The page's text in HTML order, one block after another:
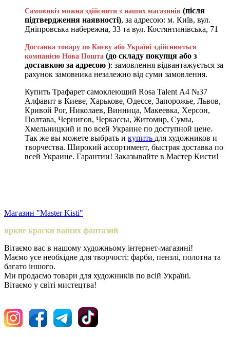
Самовивіз можна здійснити з наших магазинів (після
підтвердження наявності), за адресою: м. Київ, вул.
Дніпровська набережна, 33 та вул. Костянтинівська, 71
Доставка товару по Києву або Україні здійснюється
компанією Нова Пошта (до складу покупця або з
доставкою за адресою ): замовлення відвантажується за
рахунок замовника незалежно від суми замовлення.
Купить Трафарет самоклеющий Rosa Talent А4 №37
Алфавит в Киеве, Харькове, Одессе, Запорожье, Львов,
Кривой Рог, Николаев, Винница, Макеевка, Херсон,
Полтава, Чернигов, Черкассы, Житомир, Сумы,
Хмельницкий и по всей Украине по доступной цене.
Так же вы можете выбрать и купить для художников и
творчества. Широкий ассортимент, быстрая доставка по
всей Украине. Гарантии! Заказывайте в Мастер Кисти!
Магазин "Master Kisti"
яркие краски ваших фантазий
Вітаємо вас в нашому художньому інтернет-магазині!
Маємо усе необхідне для творчості: фарби, пензлі, полотна та
багато іншого.
Ми продаємо товари для художників по всій Україні.
Вітаємо у світі мистецтва!